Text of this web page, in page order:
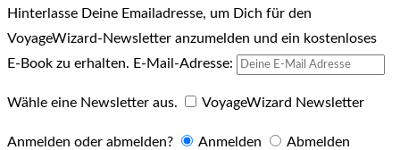
Hinterlasse Deine Emailadresse, um Dich für den
VoyageWizard-Newsletter anzumelden und ein kostenloses
E-Book zu erhalten. E-Mail-Adresse:
Wähle eine Newsletter aus. VoyageWizard Newsletter
Anmelden oder abmelden? Anmelden Abmelden